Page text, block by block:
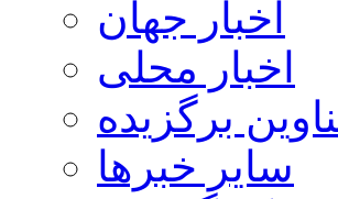
اخبار جهان
اخبار محلی
برگزیده
سایر خبرها